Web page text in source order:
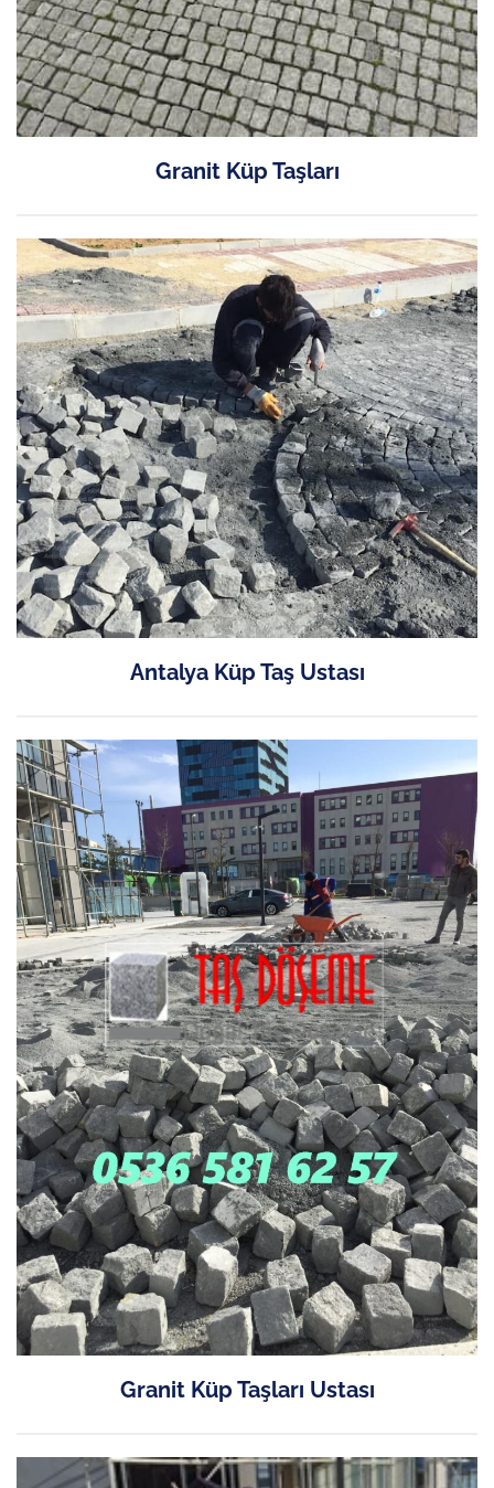
Granit Küp Taşları
Antalya Küp Taş Ustası
Granit Küp Taşları Ustası